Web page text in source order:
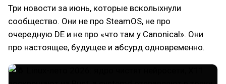
Три новости за июнь, которые всколыхнули
сообщество. Они не про SteamOS, не про
очередную DE и не про «что там у Canonical». Они
про настоящее, будущее и абсурд одновременно.